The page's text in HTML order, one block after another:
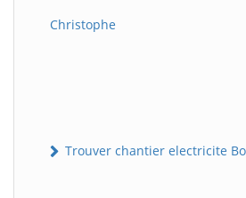
Christophe
Trouver chantier electricite